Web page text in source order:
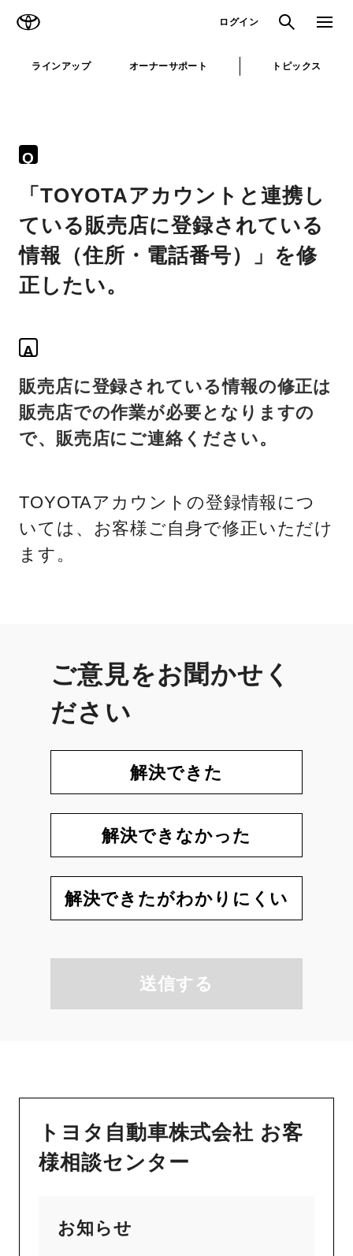
ログイン 検索 メニュ
ラインアップ オーナーサポート トピックス
Q
「TOYOTAアカウントと連携し
ている販売店に登録されている
情報（住所・電話番号）」を修
正したい。
A
販売店に登録されている情報の修正は
販売店での作業が必要となりますの
で、販売店にご連絡ください。
TOYOTAアカウントの登録情報につ
いては、お客様ご自身で修正いただけ
ます。
ご意見をお聞かせく
ださい
解決できた
解決できなかった
解決できたがわかりにくい
送信する
トヨタ自動車株式会社 お客
様相談センター
お知らせ